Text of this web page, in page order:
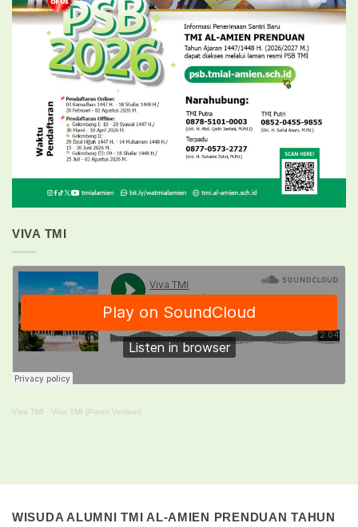
VIVA TMI
Viva TMI · Viva TMI (Piano Version)
WISUDA ALUMNI TMI AL-AMIEN PRENDUAN TAHUN